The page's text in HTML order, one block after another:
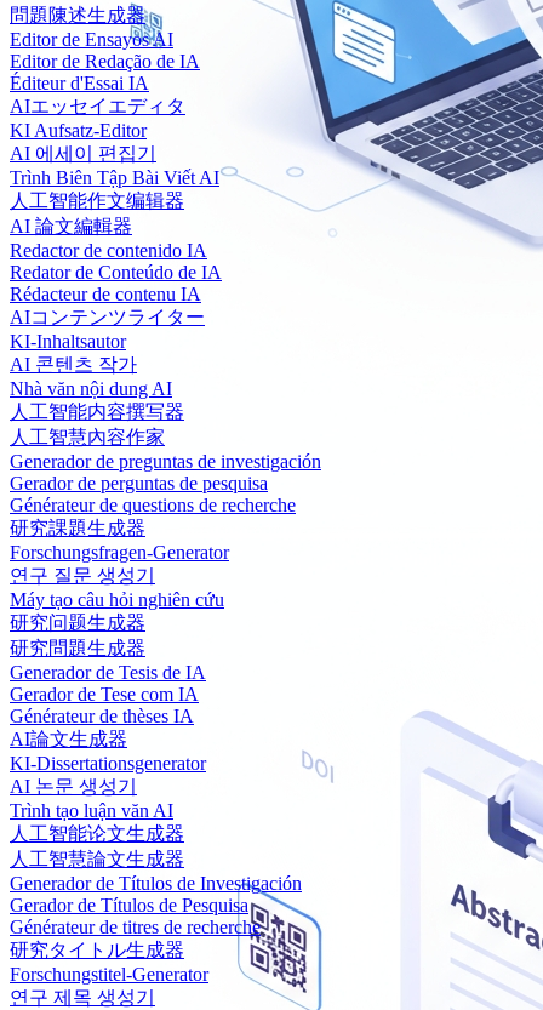
問題陳述生成器
Editor de Ensayos AI
Editor de Redação de IA
Éditeur d'Essai IA
AIエッセイエディタ
KI Aufsatz-Editor
AI 에세이 편집기
Trình Biên Tập Bài Viết AI
人工智能作文编辑器
AI 論文編輯器
Redactor de contenido IA
Redator de Conteúdo de IA
Rédacteur de contenu IA
AIコンテンツライター
KI-Inhaltsautor
AI 콘텐츠 작가
Nhà văn nội dung AI
人工智能内容撰写器
人工智慧內容作家
Generador de preguntas de investigación
Gerador de perguntas de pesquisa
Générateur de questions de recherche
研究課題生成器
Forschungsfragen-Generator
연구 질문 생성기
Máy tạo câu hỏi nghiên cứu
研究问题生成器
研究問題生成器
Generador de Tesis de IA
Gerador de Tese com IA
Générateur de thèses IA
AI論文生成器
KI-Dissertationsgenerator
AI 논문 생성기
Trình tạo luận văn AI
人工智能论文生成器
人工智慧論文生成器
Generador de Títulos de Investigación
Gerador de Títulos de Pesquisa
Générateur de titres de recherche
研究タイトル生成器
Forschungstitel-Generator
연구 제목 생성기